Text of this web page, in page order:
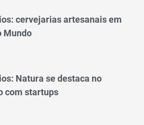
cervejarias artesanais em
Mundo
Natura se destaca no
com startups